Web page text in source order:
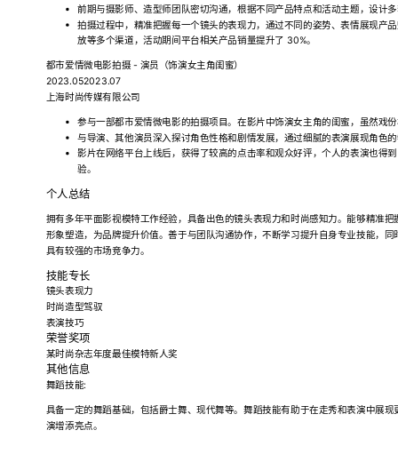
前期与摄影师、造型师团队密切沟通，根据不同产品特点和活动主题，设计
拍摄过程中，精准把握每一个镜头的表现力，通过不同的姿势、表情展现产
放等多个渠道，活动期间平台相关产品销量提升了 30%。
都市爱情微电影拍摄 - 演员（饰演女主角闺蜜）
2023.052023.07
上海时尚传媒有限公司
参与一部都市爱情微电影的拍摄项目。在影片中饰演女主角的闺蜜，虽然戏
与导演、其他演员深入探讨角色性格和剧情发展，通过细腻的表演展现角色
影片在网络平台上线后，获得了较高的点击率和观众好评，个人的表演也得
验。
个人总结
拥有多年平面影视模特工作经验，具备出色的镜头表现力和时尚感知力。能够精准
形象塑造，为品牌提升价值。善于与团队沟通协作，不断学习提升自身专业技能，
具有较强的市场竞争力。
技能专长
镜头表现力
时尚造型驾驭
表演技巧
荣誉奖项
某时尚杂志年度最佳模特新人奖
其他信息
舞蹈技能:
具备一定的舞蹈基础，包括爵士舞、现代舞等。舞蹈技能有助于在走秀和表演中展
演增添亮点。